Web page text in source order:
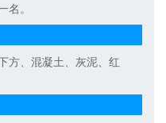
名。
方、混凝土、灰泥、红